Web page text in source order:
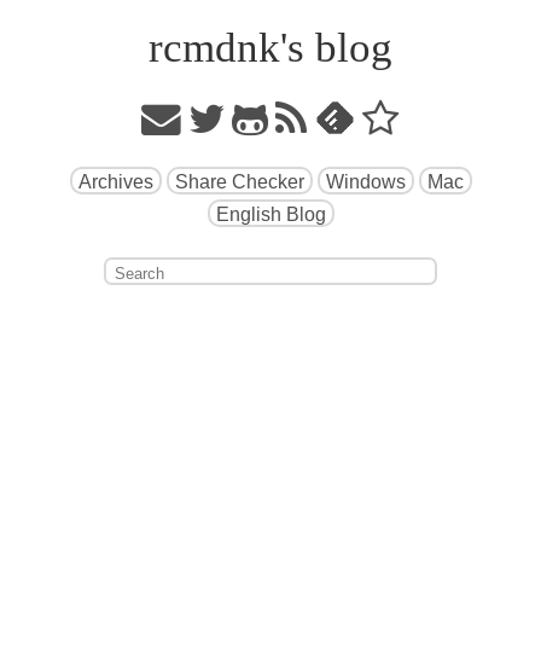
rcmdnk's blog
Archives Share Checker Windows
Mac
English Blog